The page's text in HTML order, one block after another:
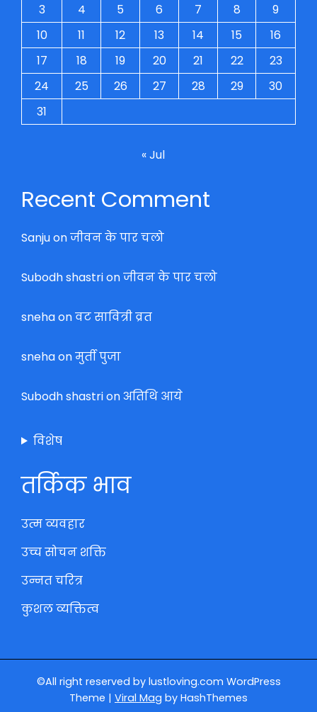
3
4 5 6 7 8
9
10
11 12 13 14 15
16
17
18 19 20 21 22
23
24
25 26 27 28 29
30
31
« Jul
Recent Comment
Sanjuonजीवन के पार चलो
Subodh shastrionजीवन के पार चलो
snehaonवट सावित्री व्रत
snehaonमुर्ती पुजा
Subodh shastrionअतिथि आये
विशेष
तर्किक भाव
उत्म व्यवहार
उच्च सोचन शक्ति
उन्नत चरित्र
कुशल व्यक्तित्व
©All right reserved by lustloving.com WordPress
Theme | Viral Mag by HashThemes